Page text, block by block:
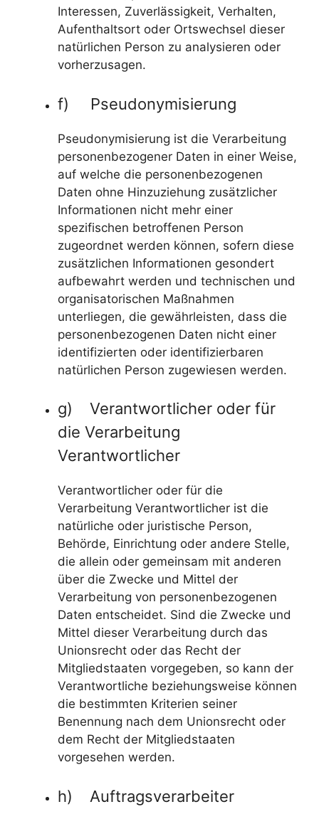
Interessen, Zuverlässigkeit, Verhalten,
Aufenthaltsort oder Ortswechsel dieser
natürlichen Person zu analysieren oder
vorherzusagen.
f) Pseudonymisierung
Pseudonymisierung ist die Verarbeitung
personenbezogener Daten in einer Weise,
auf welche die personenbezogenen
Daten ohne Hinzuziehung zusätzlicher
Informationen nicht mehr einer
spezifischen betroffenen Person
zugeordnet werden können, sofern diese
zusätzlichen Informationen gesondert
aufbewahrt werden und technischen und
organisatorischen Maßnahmen
unterliegen, die gewährleisten, dass die
personenbezogenen Daten nicht einer
identifizierten oder identifizierbaren
natürlichen Person zugewiesen werden.
g) Verantwortlicher oder für
die Verarbeitung
Verantwortlicher
Verantwortlicher oder für die
Verarbeitung Verantwortlicher ist die
natürliche oder juristische Person,
Behörde, Einrichtung oder andere Stelle,
die allein oder gemeinsam mit anderen
über die Zwecke und Mittel der
Verarbeitung von personenbezogenen
Daten entscheidet. Sind die Zwecke und
Mittel dieser Verarbeitung durch das
Unionsrecht oder das Recht der
Mitgliedstaaten vorgegeben, so kann der
Verantwortliche beziehungsweise können
die bestimmten Kriterien seiner
Benennung nach dem Unionsrecht oder
dem Recht der Mitgliedstaaten
vorgesehen werden.
h) Auftragsverarbeiter